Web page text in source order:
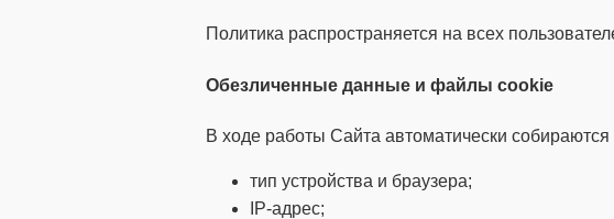
Политика распространяется на всех
Обезличенные данные и файлы cookie
В ходе работы Сайта автоматически
тип устройства и браузера;
IP-адрес;